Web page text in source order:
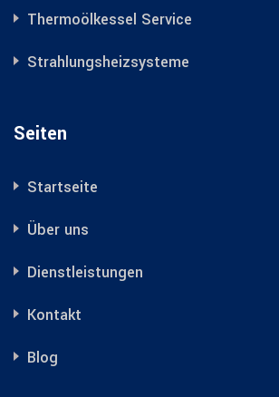
Thermoölkessel Service
Strahlungsheizsysteme
Seiten
Startseite
Über uns
Dienstleistungen
Kontakt
Blog